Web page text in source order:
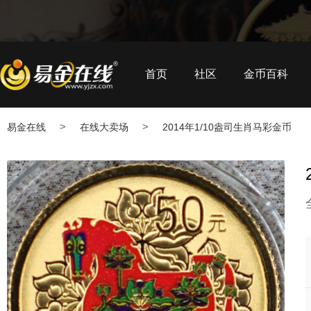
首页 社区 金币百科
易金在线 > 在线大卖场 > 2014年1/10盎司生肖马彩金币